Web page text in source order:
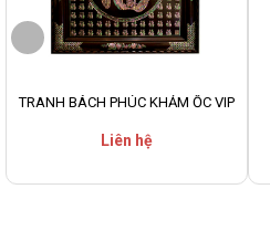
TRANH BÁCH PHÚC KHẢM ỐC VIP
Liên hệ